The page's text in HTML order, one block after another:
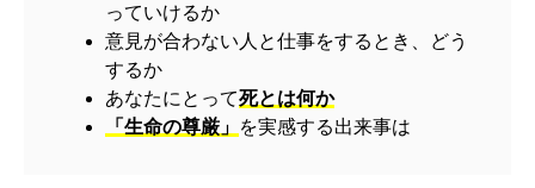
っていけるか
意見が合わない人と仕事をするとき、どう
するか
あなたにとって死とは何か
「生命の尊厳」 を実感する出来事は